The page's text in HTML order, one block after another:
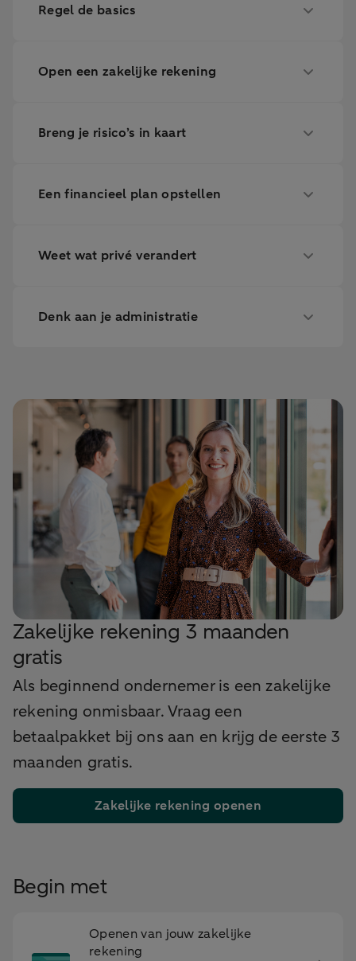
Regel de basics
Open een zakelijke rekening
Breng je risico’s in kaart
Een financieel plan opstellen
Weet wat privé verandert
Denk aan je administratie
Zakelijke rekening 3 maanden
gratis
Als beginnend ondernemer is een zakelijke
rekening onmisbaar. Vraag een
betaalpakket bij ons aan en krijg de eerste 3
maanden gratis.
Zakelijke rekening openen
Begin met
Openen van jouw zakelijke
rekening